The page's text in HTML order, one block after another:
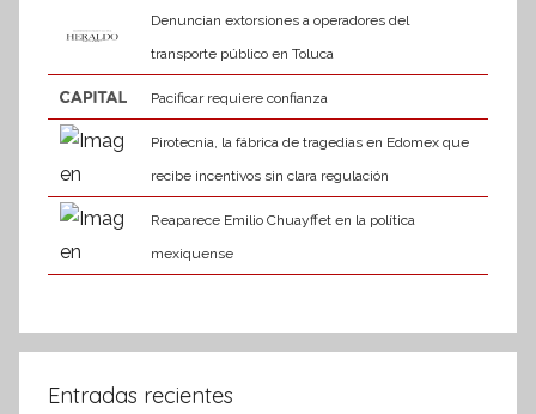
Denuncian extorsiones a operadores del
transporte público en Toluca
Pacificar requiere confianza
Pirotecnia, la fábrica de tragedias en Edomex que
recibe incentivos sin clara regulación
Reaparece Emilio Chuayffet en la política
mexiquense
Entradas recientes